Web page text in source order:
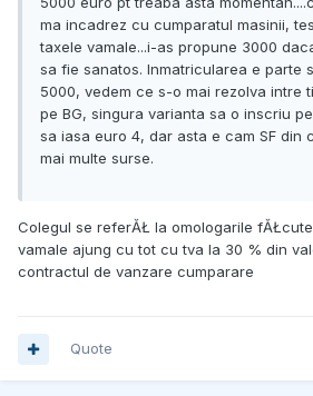
ma incadrez cu cumparatul masinii,
taxele vamale...i-as propune 3000
sa fie sanatos. Inmatricularea e parte
5000, vedem ce s-o mai rezolva intre
pe BG, singura varianta sa o inscriu
sa iasa euro 4, dar asta e cam SF din
mai multe surse.
Colegul se referĂŁ la omologarile
vamale ajung cu tot cu tva la 30 % din
contractul de vanzare cumparare
Quote